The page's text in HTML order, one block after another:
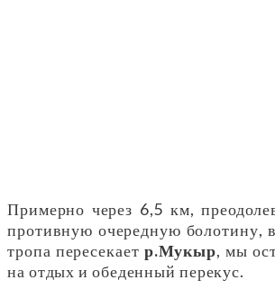
Примерно через 6,5 км,
противную очередную болотину,
тропа пересекает р.Мукыр, мы
на отдых и обеденный перекус.